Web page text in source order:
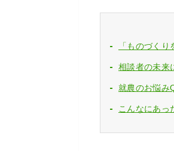
「ものづく
相談者の未来
就農のお悩み
こんなにあっ